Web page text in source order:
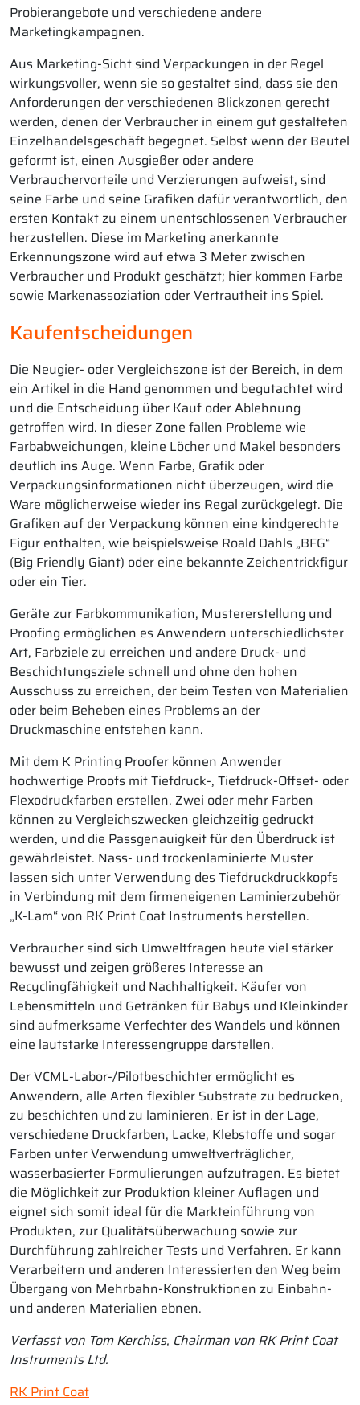
Probierangebote und verschiedene andere
Marketingkampagnen.
Aus Marketing-Sicht sind Verpackungen in der Regel
wirkungsvoller, wenn sie so gestaltet sind, dass sie den
Anforderungen der verschiedenen Blickzonen gerecht
werden, denen der Verbraucher in einem gut gestalteten
Einzelhandelsgeschäft begegnet. Selbst wenn der Beutel
geformt ist, einen Ausgießer oder andere
Verbrauchervorteile und Verzierungen aufweist, sind
seine Farbe und seine Grafiken dafür verantwortlich, den
ersten Kontakt zu einem unentschlossenen Verbraucher
herzustellen. Diese im Marketing anerkannte
Erkennungszone wird auf etwa 3 Meter zwischen
Verbraucher und Produkt geschätzt; hier kommen Farbe
sowie Markenassoziation oder Vertrautheit ins Spiel.
Kaufentscheidungen
Die Neugier- oder Vergleichszone ist der Bereich, in dem
ein Artikel in die Hand genommen und begutachtet wird
und die Entscheidung über Kauf oder Ablehnung
getroffen wird. In dieser Zone fallen Probleme wie
Farbabweichungen, kleine Löcher und Makel besonders
deutlich ins Auge. Wenn Farbe, Grafik oder
Verpackungsinformationen nicht überzeugen, wird die
Ware möglicherweise wieder ins Regal zurückgelegt. Die
Grafiken auf der Verpackung können eine kindgerechte
Figur enthalten, wie beispielsweise Roald Dahls „BFG“
(Big Friendly Giant) oder eine bekannte Zeichentrickfigur
oder ein Tier.
Geräte zur Farbkommunikation, Mustererstellung und
Proofing ermöglichen es Anwendern unterschiedlichster
Art, Farbziele zu erreichen und andere Druck- und
Beschichtungsziele schnell und ohne den hohen
Ausschuss zu erreichen, der beim Testen von Materialien
oder beim Beheben eines Problems an der
Druckmaschine entstehen kann.
Mit dem K Printing Proofer können Anwender
hochwertige Proofs mit Tiefdruck-, Tiefdruck-Offset- oder
Flexodruckfarben erstellen. Zwei oder mehr Farben
können zu Vergleichszwecken gleichzeitig gedruckt
werden, und die Passgenauigkeit für den Überdruck ist
gewährleistet. Nass- und trockenlaminierte Muster
lassen sich unter Verwendung des Tiefdruckdruckkopfs
in Verbindung mit dem firmeneigenen Laminierzubehör
„K-Lam“ von RK Print Coat Instruments herstellen.
Verbraucher sind sich Umweltfragen heute viel stärker
bewusst und zeigen größeres Interesse an
Recyclingfähigkeit und Nachhaltigkeit. Käufer von
Lebensmitteln und Getränken für Babys und Kleinkinder
sind aufmerksame Verfechter des Wandels und können
eine lautstarke Interessengruppe darstellen.
Der VCML-Labor-/Pilotbeschichter ermöglicht es
Anwendern, alle Arten flexibler Substrate zu bedrucken,
zu beschichten und zu laminieren. Er ist in der Lage,
verschiedene Druckfarben, Lacke, Klebstoffe und sogar
Farben unter Verwendung umweltverträglicher,
wasserbasierter Formulierungen aufzutragen. Es bietet
die Möglichkeit zur Produktion kleiner Auflagen und
eignet sich somit ideal für die Markteinführung von
Produkten, zur Qualitätsüberwachung sowie zur
Durchführung zahlreicher Tests und Verfahren. Er kann
Verarbeitern und anderen Interessierten den Weg beim
Übergang von Mehrbahn-Konstruktionen zu Einbahn-
und anderen Materialien ebnen.
Verfasst von Tom Kerchiss, Chairman von RK Print Coat
Instruments Ltd.
RK Print Coat